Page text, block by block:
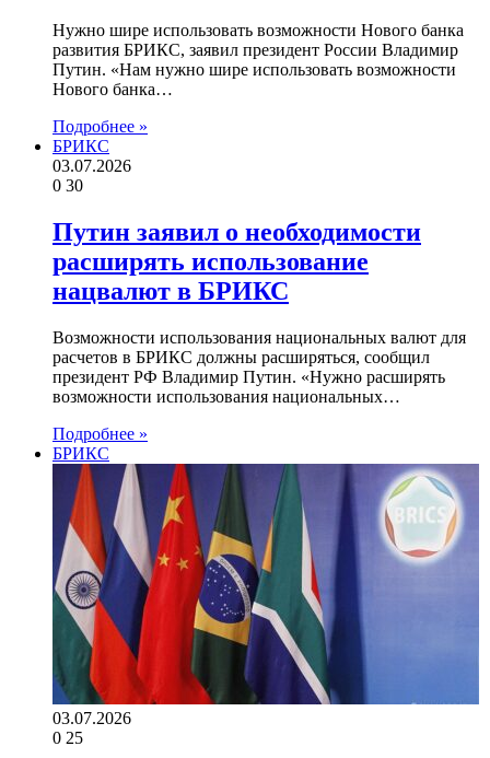
Нужно шире использовать возможности Нового банка
развития БРИКС, заявил президент России Владимир
Путин. «Нам нужно шире использовать возможности
Нового банка…
Подробнее »
БРИКС
03.07.2026
0 30
Путин заявил о необходимости
расширять использование
нацвалют в БРИКС
Возможности использования национальных валют для
расчетов в БРИКС должны расширяться, сообщил
президент РФ Владимир Путин. «Нужно расширять
возможности использования национальных…
Подробнее »
БРИКС
03.07.2026
0 25